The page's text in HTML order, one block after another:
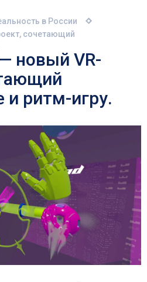
в России
сочетающий
новый VR-
и ритм-игру.